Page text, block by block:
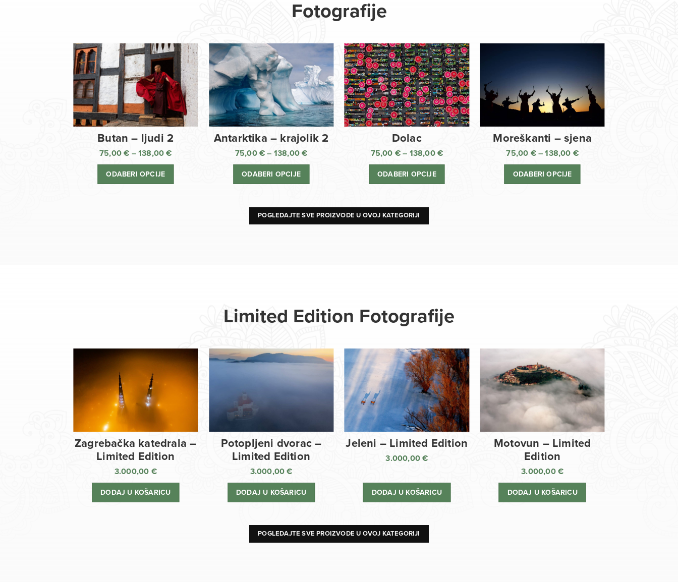
Fotografije
Butan – ljudi 2
75,00€ – 138,00€
ODABERI OPCIJE
Antarktika – krajolik 2
75,00 € – 138,00€
138,00 €
ODABERI OPCIJE
Dolac
75,00 € – 138,00 €
cijena:
ODABERI OPCIJE
Moreškanti – sjena
75,00 € – 138,00 €Raspon
cijena:
ODABERI OPCIJE
POGLEDAJTE SVE PROIZVODE U OVOJ KATEGORIJI
Limited Edition Fotografije
Zagrebačka katedrala –
Limited Edition
3.000,00 €
DODAJ U KOŠARICU
Potopljeni dvorac –
Limited Edition
3.000,00€
DODAJ U KOŠARICU
Jeleni – Limited Edition
3.000,00€
DODAJ U KOŠARICU
Motovun – Limited
Edition
3.000,00 €
DODAJ U KOŠARICU
POGLEDAJTE SVE PROIZVODE U OVOJ KATEGORIJI